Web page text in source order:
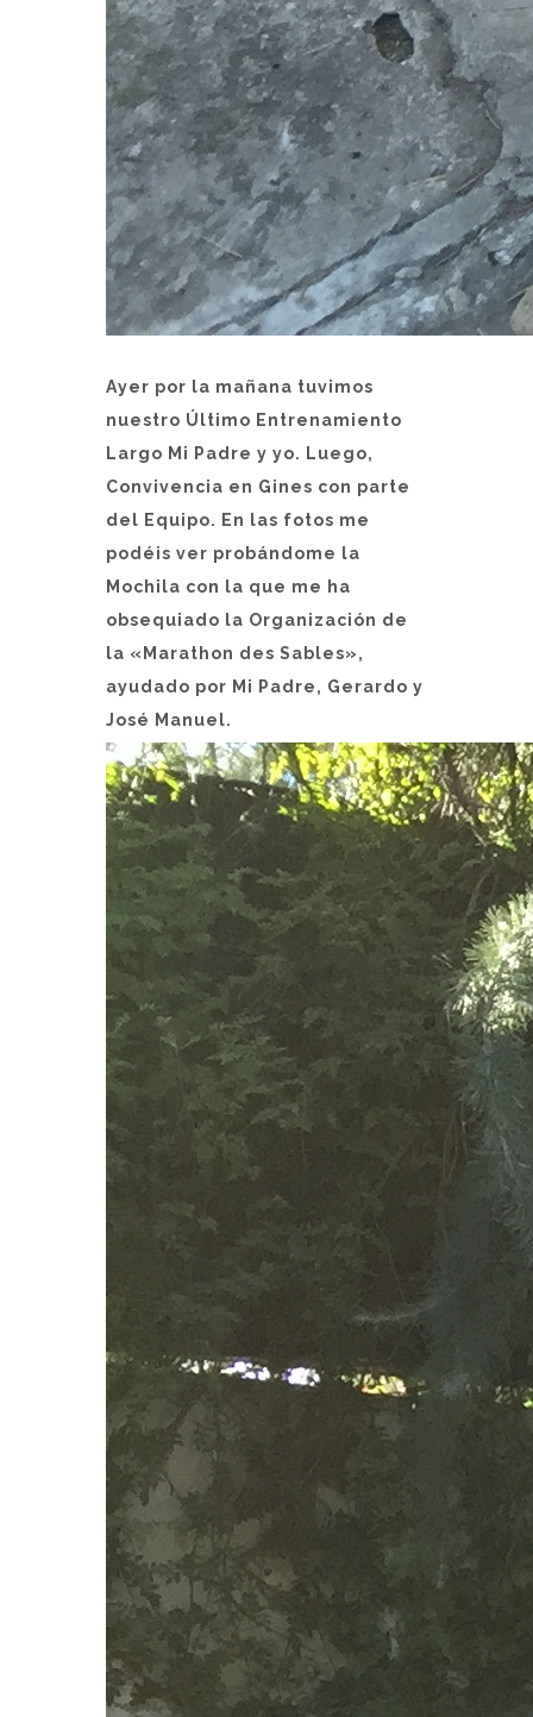
Ayer por la mañana tuvimos
nuestro Último Entrenamiento
Largo Mi Padre y yo. Luego,
Convivencia en Gines con parte
del Equipo. En las fotos me
podéis ver probándome la
Mochila con la que me ha
obsequiado la Organización de
la «Marathon des Sables»,
ayudado por Mi Padre, Gerardo y
José Manuel.